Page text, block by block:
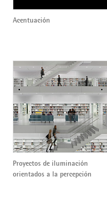
Acentuación
Proyectos de iluminación
orientados a la percepción